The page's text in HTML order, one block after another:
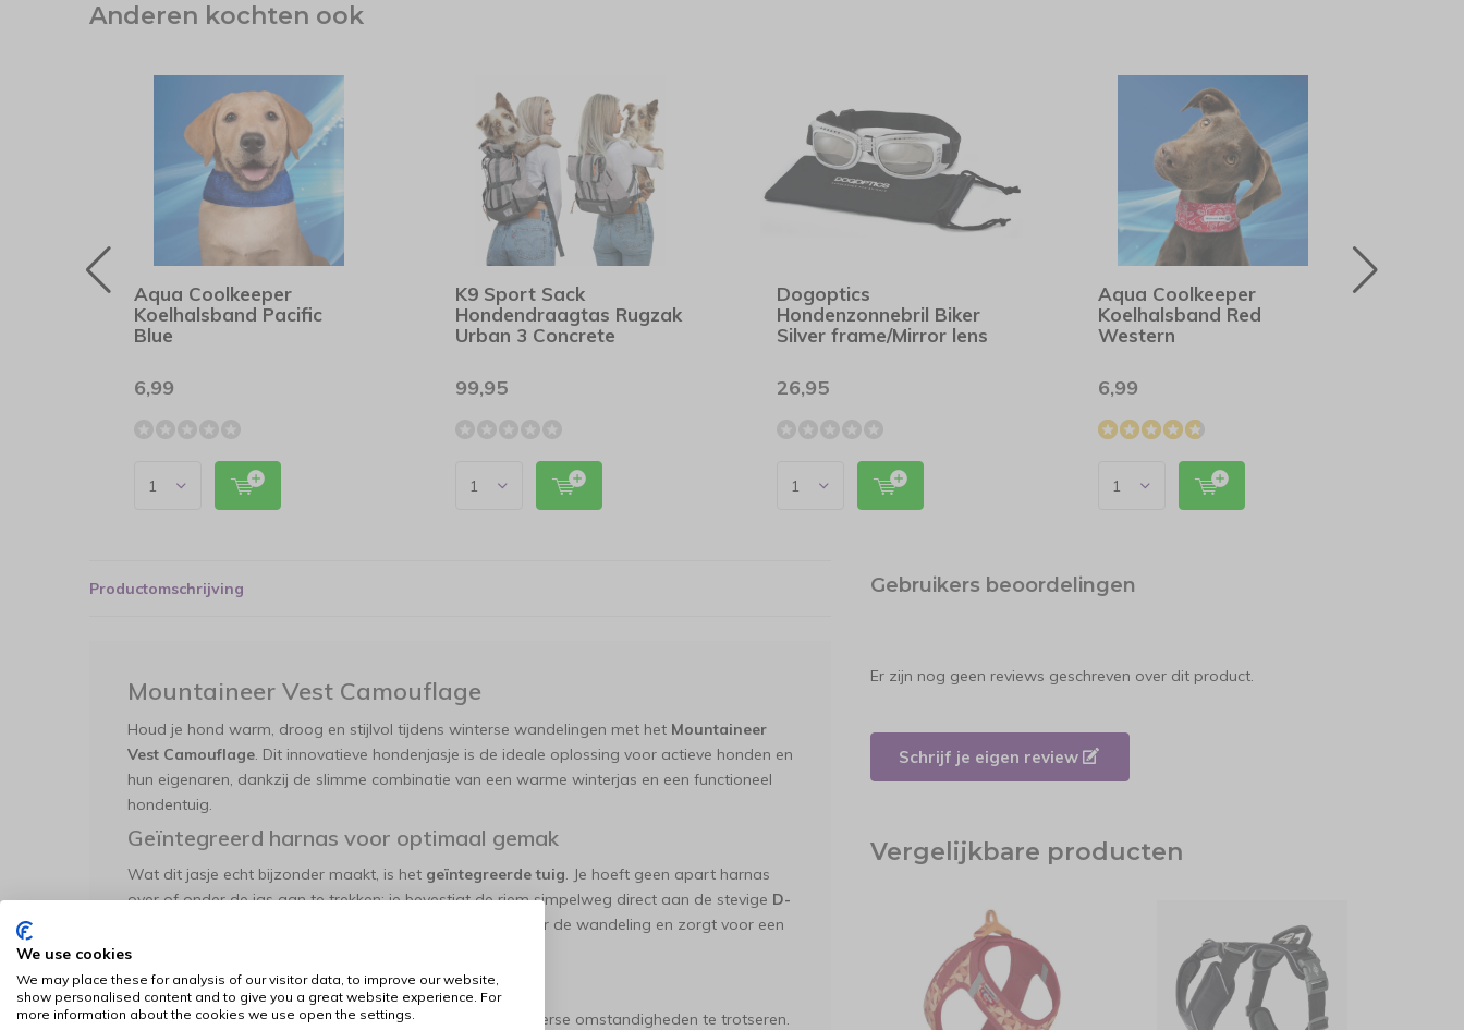
Anderen kochten ook
Aqua Coolkeeper
Koelhalsband Pacific
Blue
6,99
K9 Sport Sack
Hondendraagtas Rugzak
Urban 3 Concrete
99,95
Dogoptics
Hondenzonnebril Biker
Silver frame/Mirror lens
26,95
Aqua Coolkeeper
Koelhalsband Red
Western
6,99
Productomschrijving
Mountaineer Vest Camouflage
Houd je hond warm, droog en stijlvol tijdens winterse wandelingen met het Mountaineer
Vest Camouflage. Dit innovatieve hondenjasje is de ideale oplossing voor actieve honden en
hun eigenaren, dankzij de slimme combinatie van een warme winterjas en een functioneel
hondentuig.
Geïntegreerd harnas voor optimaal gemak
Wat dit jasje echt bijzonder maakt, is het geïntegreerde tuig. Je hoeft geen apart harnas
over of onder de jas aan te trekken; je bevestigt de riem simpelweg direct aan de stevige D-
op de rug. Dit bespaart tijd bij het klaarmaken voor de wandeling en zorgt voor een
gestroomlijnde pasvorm die niet schuift.
Warm, waterdicht en comfortabel
Het Mountaineer Vest is ontworpen om de zwaarste winterse omstandigheden te trotseren.
Gebruikers beoordelingen
Er zijn nog geen reviews geschreven over dit product.
Schrijf je eigen review
Vergelijkbare producten
We use cookies
We may place these for analysis of our visitor data, to improve our website,
show personalised content and to give you a great website experience. For
more information about the cookies we use open the settings.